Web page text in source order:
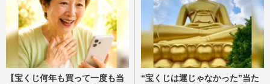
【宝くじ何年も買って一度も当
“宝くじは運じゃなかった”当た